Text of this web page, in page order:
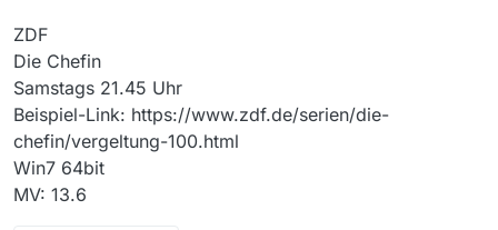
ZDF
Die Chefin
Samstags 21.45 Uhr
Beispiel-Link: https://www.zdf.de/serien/die-
chefin/vergeltung-100.html
Win7 64bit
MV: 13.6